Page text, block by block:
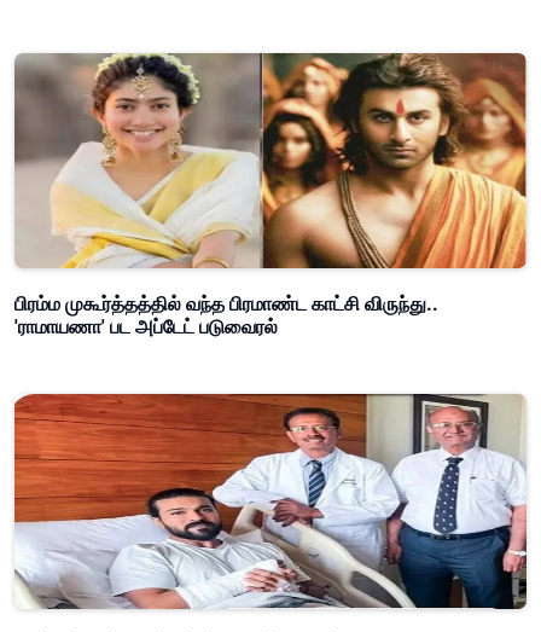
பிரம்ம முகூர்த்தத்தில் வந்த பிரமாண்ட காட்சி விருந்து..
'ராமாயணா' பட அப்டேட் படுவைரல்